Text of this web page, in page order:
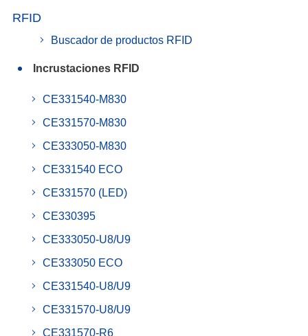
RFID
Buscador de productos RFID
Incrustaciones RFID
CE331540-M830
CE331570-M830
CE333050-M830
CE331540 ECO
CE331570 (LED)
CE330395
CE333050-U8/U9
CE333050 ECO
CE331540-U8/U9
CE331570-U8/U9
CE331570-R6